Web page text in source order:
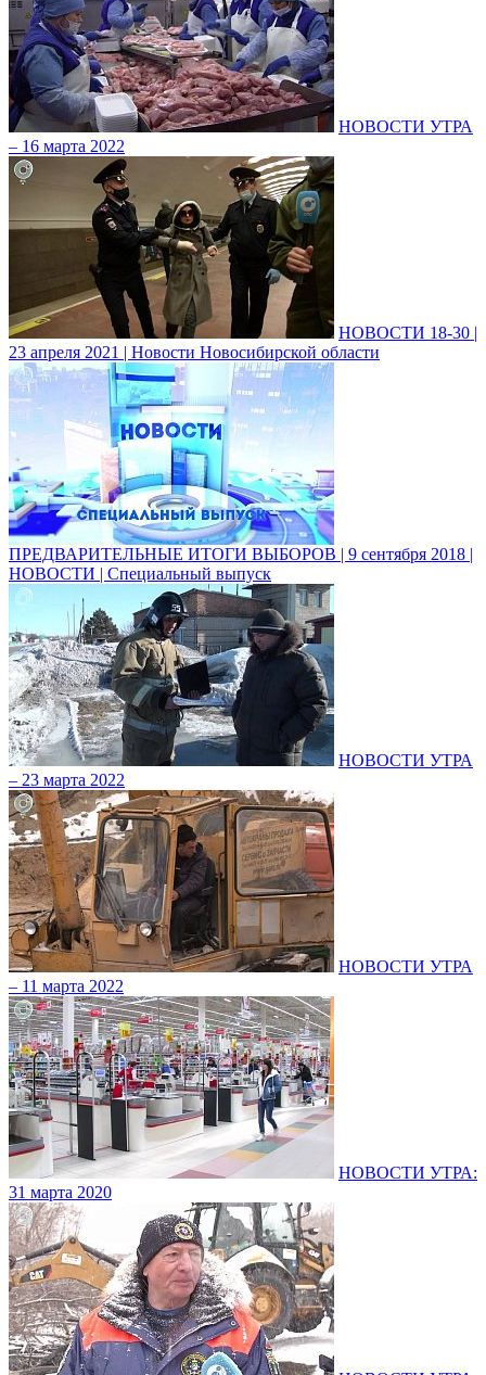
НОВОСТИ УТРА
– 16 марта 2022
НОВОСТИ 18-30 |
23 апреля 2021 | Новости Новосибирской области
ПРЕДВАРИТЕЛЬНЫЕ ИТОГИ ВЫБОРОВ | 9 сентября 2018 |
НОВОСТИ | Специальный выпуск
НОВОСТИ УТРА
– 23 марта 2022
НОВОСТИ УТРА
– 11 марта 2022
НОВОСТИ УТРА:
31 марта 2020